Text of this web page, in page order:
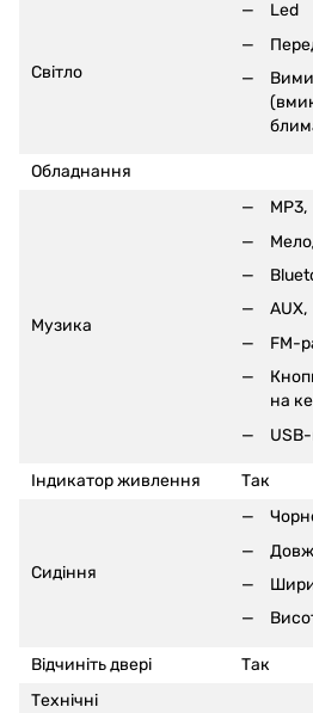
Світло
Led
Обладнання
Музика
MP3,
AUX,
FM-
на
USB-
Індикатор живлення Так
Сидіння
Відчиніть двері
Так
Технічні